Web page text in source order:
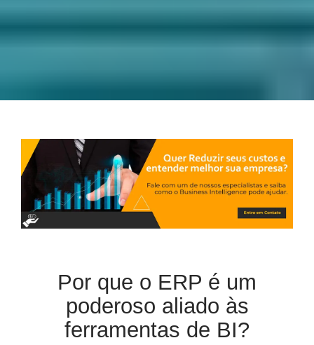
Por que o ERP é um
poderoso aliado às
ferramentas de BI?